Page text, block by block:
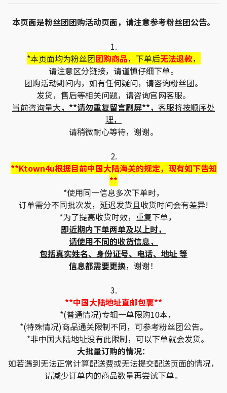
本页面是粉丝团团购活动页面，请注意参考粉丝团公告。
1.
*本页面均为粉丝团团购商品，下单后无法退款，
请注意区分链接，请谨慎仔细下单。
团购活动期间内，如有任何疑问，请咨询粉丝团。
发货，售后等相关问题，请咨询官网客服。
当前咨询量大，**请勿重复留言刷屏**， 客服将按顺序处
理，
请稍微耐心等待，谢谢。
2.
**Ktown4u根据目前中国大陆海关的规定，现有如下告知
**
*使用同一信息多次下单时，
订单需分不同批次发，延迟发货且收货时间会有差异!
*为了提高收货时效，重复下单，
即近期内下单两单及以上时，
请使用不同的收货信息，
包括真实姓名、身份证号、电话、地址 等
信息都需要更换，谢谢！
3.
**中国大陆地址直邮包裹**
*(普通情况)专辑一单限购10本，
*(特殊情况)商品通关限制不同，可参考粉丝团公告。
*非中国大陆地址没有此限制，可以下单就会发货。
大批量订购的情况：
如若遇到无法正常计算配送费或无法提交配送页面的情况，
请减少订单内的商品数量再尝试下单。